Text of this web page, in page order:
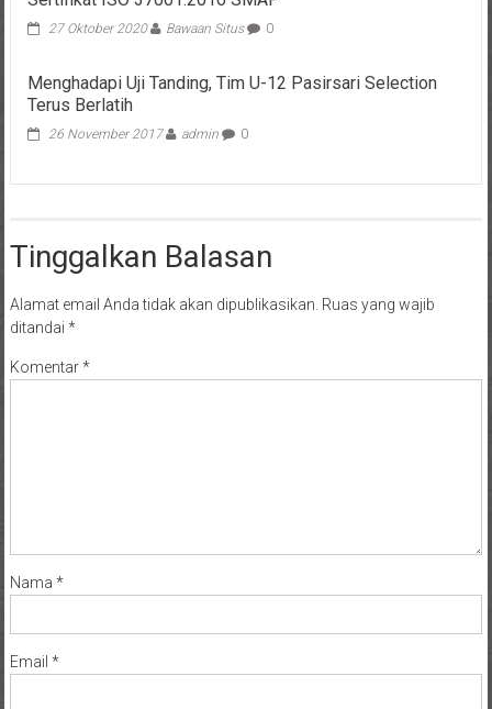
27 Oktober 2020 Bawaan Situs 0
Menghadapi Uji Tanding, Tim U-12 Pasirsari Selection
Terus Berlatih
26 November 2017 admin 0
Tinggalkan Balasan
Alamat email Anda tidak akan dipublikasikan. Ruas yang wajib
ditandai *
Komentar*
Nama *
Email *